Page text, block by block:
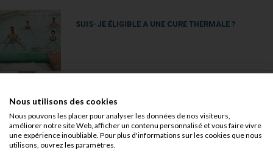
SUIS-JE ÉLIGIBLE A UNE CURE THERMALE ?
CURE THERMALE ET ARTHROSE : QUELS EFFETS
Nous utilisons des cookies
Nous pouvons les placer pour analyser les données de nos visiteurs,
améliorer notre site Web, afficher un contenu personnalisé et vous faire vivre
une expérience inoubliable. Pour plus d'informations sur les cookies que nous
utilisons, ouvrez les paramètres.